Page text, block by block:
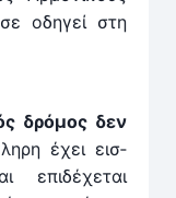
οδηγεί στη
δρόμος δεν
έχει εισ­
επιδέχεται